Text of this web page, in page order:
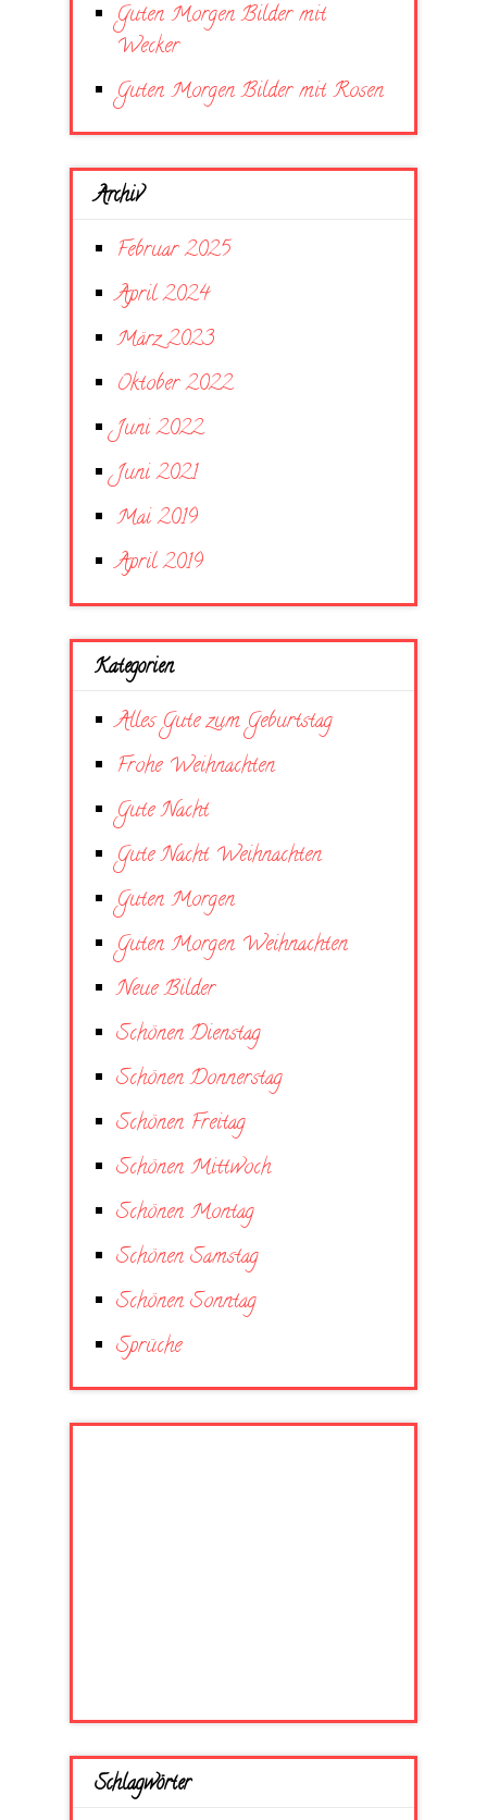
Guten Morgen Bilder mit
Wecker
Guten Morgen Bilder mit Rosen
Archiv
Februar 2025
April 2024
März 2023
Oktober 2022
Juni 2022
Juni 2021
Mai 2019
April 2019
Kategorien
Alles Gute zum Geburtstag
Frohe Weihnachten
Gute Nacht
Gute Nacht Weihnachten
Guten Morgen
Guten Morgen Weihnachten
Neue Bilder
Schönen Dienstag
Schönen Donnerstag
Schönen Freitag
Schönen Mittwoch
Schönen Montag
Schönen Samstag
Schönen Sonntag
Sprüche
Schlagwörter